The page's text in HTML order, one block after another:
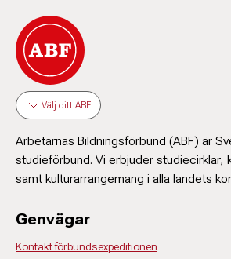
Välj ditt ABF
Arbetarnas Bildningsförbund (ABF) är
studieförbund. Vi erbjuder studiecirklar,
samt kulturarrangemang i alla landets
Genvägar
Kontakt förbundsexpeditionen